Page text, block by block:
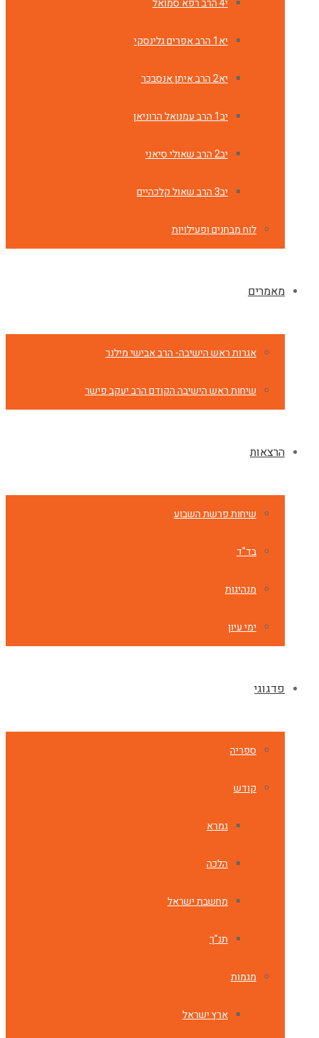
י4 הרב רפא סמואל
יא1 הרב אפרים גלינסקי
יא2 הרב איתן אנסבכר
יב1 הרב עמנואל הרוניאן
יב2 הרב שאולי סיאני
יב3 הרב שאול קלכהיים
לוח מבחנים ופעילויות
מאמרים
אגרות ראש הישיבה- הרב אבישי מילנר
שיחות ראש הישיבה הקודם הרב יעקב פישר
הרצאות
שיחות פרשת השבוע
בד"ד
מנהיגות
ימי עיון
פדגוגי
ספריה
קודש
גמרא
הלכה
מחשבת ישראל
תנ"ך
מגמות
ארץ ישראל